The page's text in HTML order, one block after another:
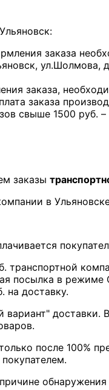
заказа
заказа,
заказа
свыше 1500 руб. –
заказы
в
транспортной
посылка в
на доставку.
после 100%